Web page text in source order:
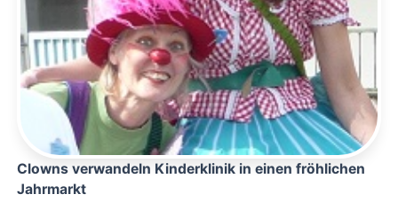
Clowns verwandeln Kinderklinik in einen fröhlichen
Jahrmarkt